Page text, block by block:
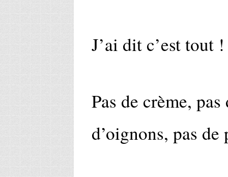
J’ai dit c’est tout
Pas de crème,
d’oignons, pas de